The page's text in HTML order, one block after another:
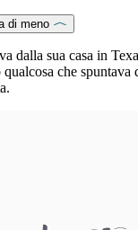
di meno
dalla sua casa in
che spuntava